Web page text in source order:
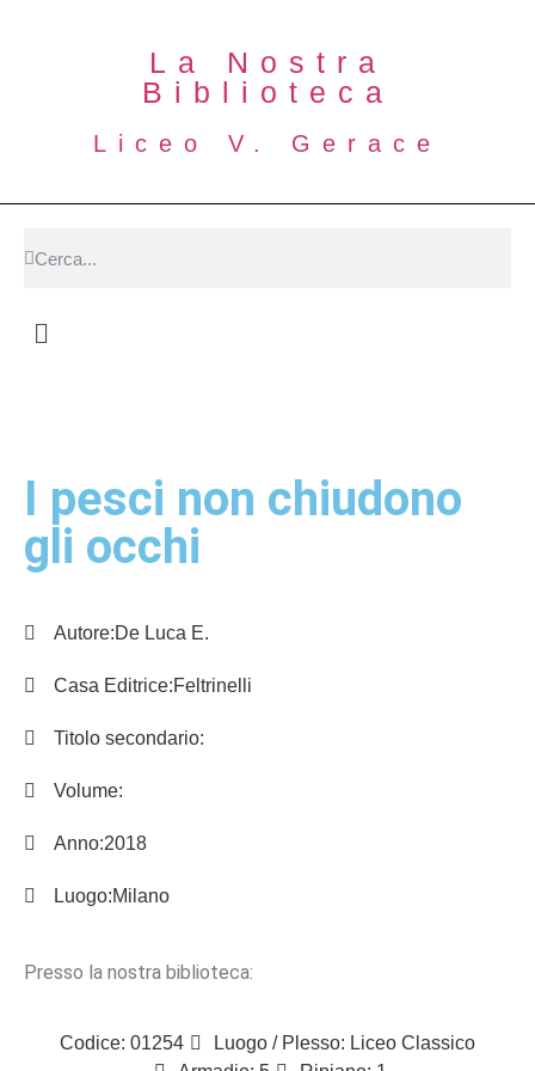
La Nostra
Biblioteca
Liceo V. Gerace
I pesci non chiudono
gli occhi
Autore:De Luca E.
Casa Editrice:Feltrinelli
Titolo secondario:
Volume:
Anno:2018
Luogo:Milano
Presso la nostra biblioteca:
Codice: 01254
Luogo / Plesso: Liceo Classico